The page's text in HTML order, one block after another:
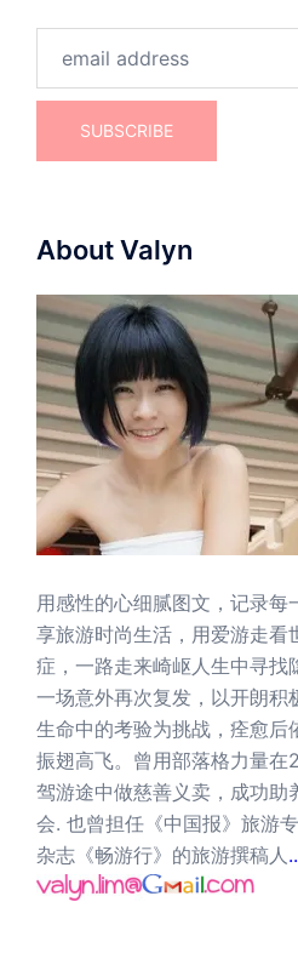
About Valyn
用感性的心细腻图文，记录每
享旅游时尚生活，用爱游走看
症，一路走来崎岖人生中寻找
一场意外再次复发，以开朗积
生命中的考验为挑战，痊愈后
振翅高飞。曾用部落格力量在
驾游途中做慈善义卖，成功助
会. 也曾担任《中国报》旅游
杂志《畅游行》的旅游撰稿人